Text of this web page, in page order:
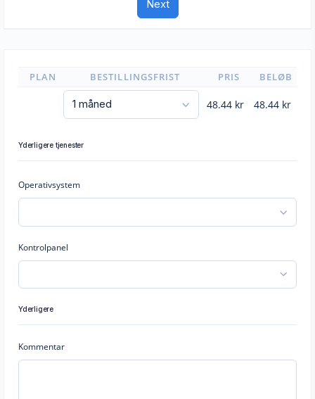
PLAN BESTILLINGSFRIST PRIS BELØB
48.44kr 48.44kr
Yderligere tjenester
Operativsystem
Kontrolpanel
Yderligere
Kommentar